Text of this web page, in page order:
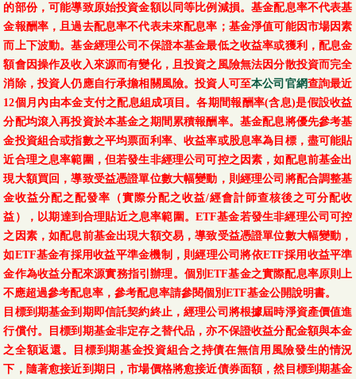
的部份，可能導致原始投資金額以同等比例減損。基金配息率不代表基
金報酬率，且過去配息率不代表未來配息率；基金淨值可能因市場因素
而上下波動。基金經理公司不保證本基金最低之收益率或獲利，配息金
額會因操作及收入來源而有變化，且投資之風險無法因分散投資而完全
消除，投資人仍應自行承擔相關風險。投資人可至本公司官網查詢最近
12個月內由本金支付之配息組成項目。各期間報酬率(含息)是假設收益
分配均滾入再投資於本基金之期間累積報酬率。基金配息將優先參考基
金投資組合或指數之平均票面利率、收益率或股息率為目標，盡可能貼
近合理之息率範圍，但若發生非經理公司可控之因素，如配息前基金出
現大額買回，導致受益憑證單位數大幅變動，則經理公司將配合調整基
金收益分配之配發率（實際分配之收益/經會計師查核後之可分配收
益），以期達到合理貼近之息率範圍。ETF基金若發生非經理公司可控
之因素，如配息前基金出現大額交易，導致受益憑證單位數大幅變動，
如ETF基金有採用收益平準金機制，則經理公司將依ETF採用收益平準
金作為收益分配來源實務指引辦理。個別ETF基金之實際配息率原則上
不應超過參考配息率，參考配息率請參閱個別ETF基金公開說明書。
目標到期基金到期即信託契約終止，經理公司將根據屆時淨資產價值進
行償付。目標到期基金非定存之替代品，亦不保證收益分配金額與本金
之全額返還。目標到期基金投資組合之持債在無信用風險發生的情況
下，隨著愈接近到期日，市場價格將愈接近債券面額，然目標到期基金